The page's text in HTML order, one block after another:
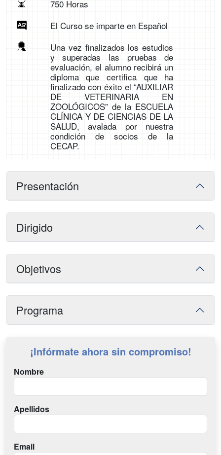
750 Horas
El Curso se imparte en Español
Una vez finalizados los estudios
y superadas las pruebas de
evaluación, el alumno recibirá un
diploma que certifica que ha
finalizado con éxito el “AUXILIAR
DE VETERINARIA EN
ZOOLÓGICOS” de la ESCUELA
CLÍNICA Y DE CIENCIAS DE LA
SALUD, avalada por nuestra
condición de socios de la
CECAP.
Presentación
Dirigido
Objetivos
Programa
¡Infórmate ahora sin compromiso!
Nombre
Apellidos
Email